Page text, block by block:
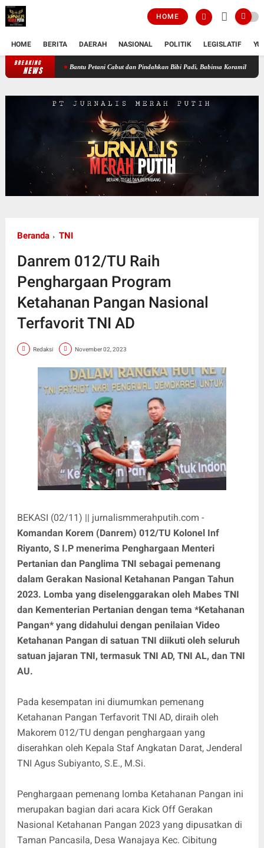
HOME
HOME BERITA DAERAH NASIONAL POLITIK LEGISLATIF
BREAKING
NEWSBantu Petani Cabut dan Pindahkan Bibi Padi, Babinsa Koramil 07/MRM Turun
Beranda TNI
Danrem 012/TU Raih
Penghargaan Program
Ketahanan Pangan Nasional
Terfavorit TNI AD
Redaksi November 02, 2023
BEKASI (02/11) || jurnalismmerahputih.com -
Komandan Korem (Danrem) 012/TU Kolonel Inf
Riyanto, S I.P menerima Penghargaan Menteri
Pertanian dan Panglima TNI sebagai pemenang
dalam Gerakan Nasional Ketahanan Pangan Tahun
2023. Lomba yang diselenggarakan oleh Mabes TNI
dan Kementerian Pertanian dengan tema *Ketahanan
Pangan* yang didahului dengan penilaian Video
Ketahanan Pangan di satuan TNI diikuti oleh seluruh
satuan jajaran TNI, termasuk TNI AD, TNI AL, dan TNI
AU.
Pada kesempatan ini diumumkan pemenang
Ketahanan Pangan Terfavorit TNI AD, diraih oleh
Makorem 012/TU dengan penghargaan yang
diserahkan oleh Kepala Staf Angkatan Darat, Jenderal
TNI Agus Subiyanto, S.E., M.Si.
Penghargaan pemenang lomba Ketahanan Pangan ini
merupakan bagian dari acara Kick Off Gerakan
Nasional Ketahanan Pangan 2023 yang dipusatkan di
Taman Pancasila, Desa Wanajaya Kec. Cibitung